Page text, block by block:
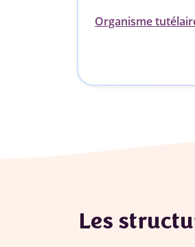
Organisme
Les